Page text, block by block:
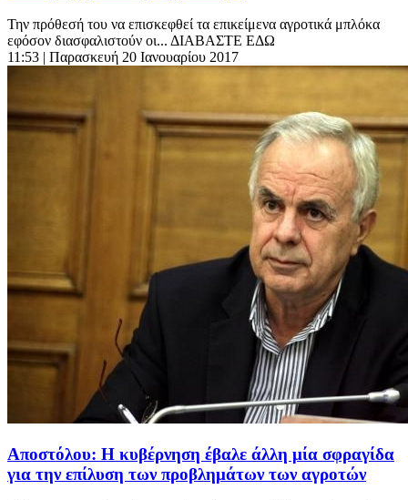
Την πρόθεσή του να επισκεφθεί τα επικείμενα αγροτικά μπλόκα
εφόσον διασφαλιστούν οι... ΔΙΑΒΑΣΤΕ ΕΔΩ
11:53 | Παρασκευή 20 Ιανουαρίου 2017
Αποστόλου: Η κυβέρνηση έβαλε άλλη μία σφραγίδα
για την επίλυση των προβλημάτων των αγροτών